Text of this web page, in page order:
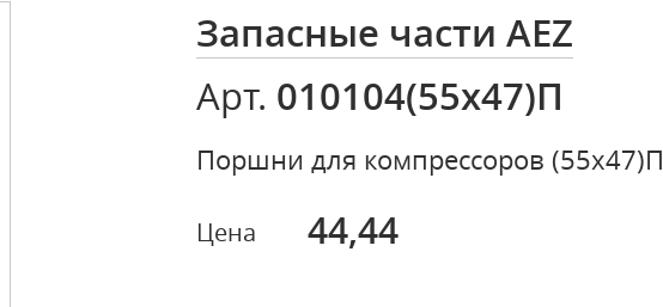
Запасные части AEZ
Арт. 010104(55х47)П
Поршни для компрессоров (55х47)П
Цена 44,44